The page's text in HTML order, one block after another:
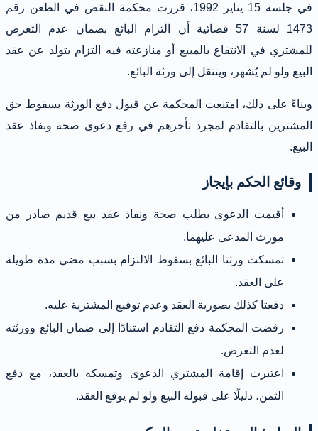
في جلسة 15 يناير 1992، قررت محكمة النقض في الطعن رقم
1473 لسنة 57 قضائية أن التزام البائع بضمان عدم التعرض
للمشتري في الانتفاع بالمبيع أو منازعته فيه التزام يتولد عن عقد
البيع ولو لم يُشهر، وينتقل إلى ورثة البائع.
وبناءً على ذلك، امتنعت المحكمة عن قبول دفع الورثة بسقوط حق
المشترين بالتقادم لمجرد تأخرهم في رفع دعوى صحة ونفاذ عقد
البيع.
وقائع الحكم بإيجاز
أقيمت الدعوى بطلب صحة ونفاذ عقد بيع قديم صادر من
مورث المدعى عليهما.
تمسكت ورثتا البائع بسقوط الالتزام بسبب مضي مدة طويلة
على العقد.
دفعتا كذلك بصورية العقد وعدم توقيع المشترية عليه.
رفضت المحكمة دفع التقادم استنادًا إلى ضمان البائع وورثته
لعدم التعرض.
اعتبرت إقامة المشتري الدعوى وتمسكه بالعقد، مع دفع
الثمن، دليلًا على قبوله البيع ولو لم يوقع العقد.